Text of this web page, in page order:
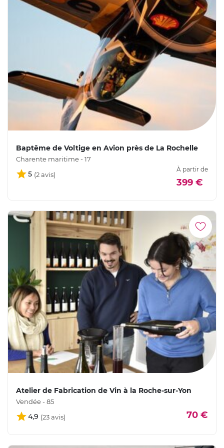
Baptême de Voltige en Avion près de La Rochelle
Charente maritime - 17
5
À partir de
399 €
Atelier de Fabrication de Vin à la Roche-sur-Yon
Vendée - 85
4,9 70 €